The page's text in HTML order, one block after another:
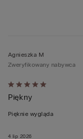
Ocena
5
z
4 lip 2026
Agnieszka M
Zweryfikowany nabywca
Piękny
Pięknie wygląda